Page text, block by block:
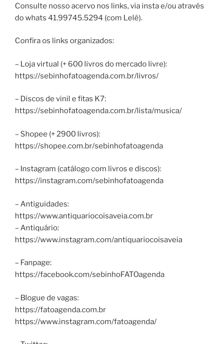
Consulte nosso acervo nos links, via insta e/ou através
do whats 41.99745.5294 (com Lelê).
Confira os links organizados:
– Loja virtual (+ 600 livros do mercado livre):
https://sebinhofatoagenda.com.br/livros/
– Discos de vinil e fitas K7:
https://sebinhofatoagenda.com.br/lista/musica/
– Shopee (+ 2900 livros):
https://shopee.com.br/sebinhofatoagenda
– Instagram (catálogo com livros e discos):
https://instagram.com/sebinhofatoagenda
– Antiguidades:
https://www.antiquariocoisaveia.com.br
– Antiquário:
https://www.instagram.com/antiquariocoisaveia
– Fanpage:
https://facebook.com/sebinhoFATOagenda
– Blogue de vagas:
https://fatoagenda.com.br
https://www.instagram.com/fatoagenda/